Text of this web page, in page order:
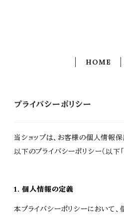
HOME
プライバシーポリシー
当ショップは、お客様の個人情報
以下のプライバシーポリシー（以下
1. 個人情報の定義
本プライバシーポリシーにおいて